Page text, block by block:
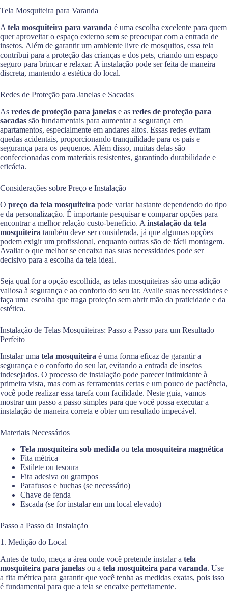
Tela Mosquiteira para Varanda
A tela mosquiteira para varanda é uma escolha excelente para quem
quer aproveitar o espaço externo sem se preocupar com a entrada de
insetos. Além de garantir um ambiente livre de mosquitos, essa tela
contribui para a proteção das crianças e dos pets, criando um espaço
seguro para brincar e relaxar. A instalação pode ser feita de maneira
discreta, mantendo a estética do local.
Redes de Proteção para Janelas e Sacadas
As redes de proteção para janelas e as redes de proteção para
sacadas são fundamentais para aumentar a segurança em
apartamentos, especialmente em andares altos. Essas redes evitam
quedas acidentais, proporcionando tranquilidade para os pais e
segurança para os pequenos. Além disso, muitas delas são
confeccionadas com materiais resistentes, garantindo durabilidade e
eficácia.
Considerações sobre Preço e Instalação
O preço da tela mosquiteira pode variar bastante dependendo do tipo
e da personalização. É importante pesquisar e comparar opções para
encontrar a melhor relação custo-benefício. A instalação da tela
mosquiteira também deve ser considerada, já que algumas opções
podem exigir um profissional, enquanto outras são de fácil montagem.
Avaliar o que melhor se encaixa nas suas necessidades pode ser
decisivo para a escolha da tela ideal.
Seja qual for a opção escolhida, as telas mosquiteiras são uma adição
valiosa à segurança e ao conforto do seu lar. Avalie suas necessidades e
faça uma escolha que traga proteção sem abrir mão da praticidade e da
estética.
Instalação de Telas Mosquiteiras: Passo a Passo para um Resultado
Perfeito
Instalar uma tela mosquiteira é uma forma eficaz de garantir a
segurança e o conforto do seu lar, evitando a entrada de insetos
indesejados. O processo de instalação pode parecer intimidante à
primeira vista, mas com as ferramentas certas e um pouco de paciência,
você pode realizar essa tarefa com facilidade. Neste guia, vamos
mostrar um passo a passo simples para que você possa executar a
instalação de maneira correta e obter um resultado impecável.
Materiais Necessários
Tela mosquiteira sob medida ou tela mosquiteira magnética
Fita métrica
Estilete ou tesoura
Fita adesiva ou grampos
Parafusos e buchas (se necessário)
Chave de fenda
Escada (se for instalar em um local elevado)
Passo a Passo da Instalação
1. Medição do Local
Antes de tudo, meça a área onde você pretende instalar a tela
mosquiteira para janelas ou a tela mosquiteira para varanda. Use
a fita métrica para garantir que você tenha as medidas exatas, pois isso
é fundamental para que a tela se encaixe perfeitamente.